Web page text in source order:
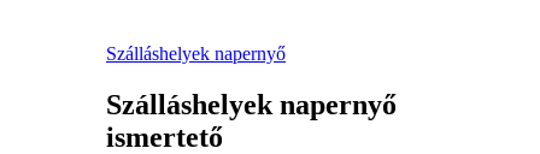
Szálláshelyek napernyő
Szálláshelyek napernyő
ismertető